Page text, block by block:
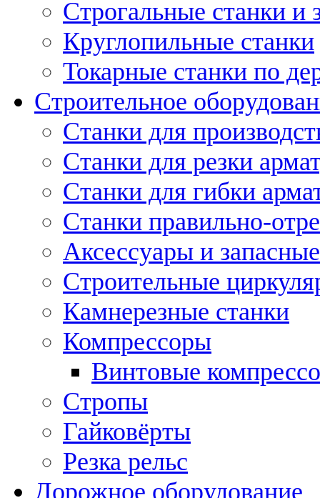
Строгальные станки и
Круглопильные станки
Токарные станки по
Строительное
Станки для
Станки для резки
Станки для гибки
Станки правильно-
Аксессуары и
Строительные
Камнерезные станки
Компрессоры
Винтовые
Стропы
Гайковёрты
Резка рельс
Дорожное оборудование